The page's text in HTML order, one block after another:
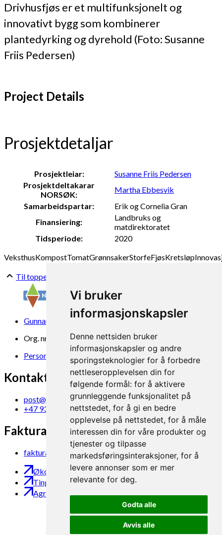
Vi bruker
informasjonskapsler
Denne nettsiden bruker
informasjonskapsler og andre
sporingsteknologier for å forbedre
nettleseropplevelsen din for
følgende formål:for å aktivere
grunnleggende funksjonalitet på
nettstedet,for å gi en bedre
opplevelse på nettstedet,for å måle
interessen din for våre produkter og
tjenester og tilpasse
markedsføringsinteraksjoner,for å
levere annonser som er mer
relevante for deg.
Godta alle
Avvis alle
Drivhusfjøs er et multifunksjonelt og
innovativt bygg som kombinerer
plantedyrking og dyrehold (Foto: Susanne
Friis Pedersen)
Project Details
Prosjektdetaljar
Prosjektleiar:
Susanne Friis Pedersen
Prosjektdeltakarar
NORSØK:
Martha Ebbesvik
Samarbeidspartar:
Erik og Cornelia Gran
Finansiering:
Landbruks og
matdirektoratet
Tidsperiode:
2020
VeksthusKompostTomatGrønnsakerStorfeFjøsKretsløp
Til toppen
Gunnars veg 6, 6630 Tingvoll
Org. nr. 969 840 383
Personvern
Kontakt oss
post@norsok.no
+47 930 09 884
Fakturamottak
faktura@norsok.no
Økobloggen
Tingvoll Økopark
Agropub